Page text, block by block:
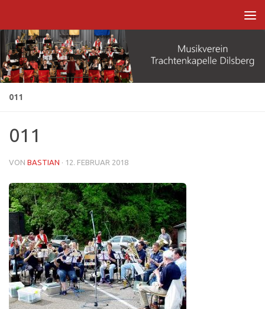
011
011
VON BASTIAN · 12. FEBRUAR 2018